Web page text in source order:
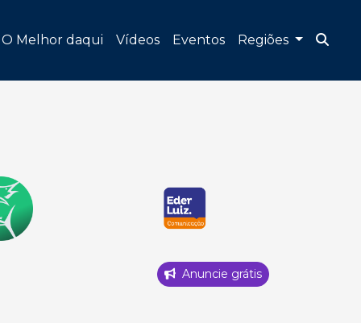
O Melhor daqui Vídeos Eventos Regiões
Anuncie grátis